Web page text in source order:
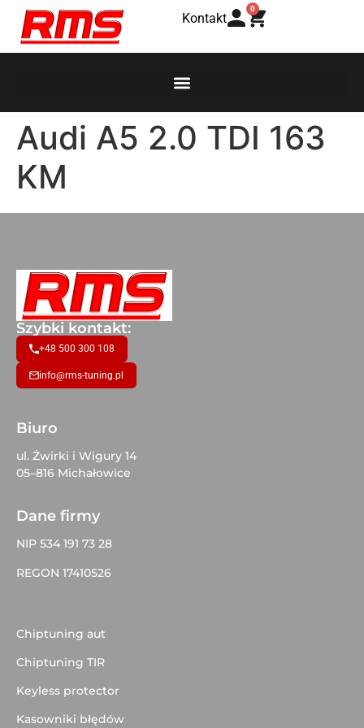
Kontakt
0
Audi A5 2.0 TDI 163
KM
Szybki kontakt:
+48 500 300 108
info@rms-tuning.pl
Biuro
ul. Żwirki i Wigury 14
05–816 Michałowice
Dane firmy
NIP 534 191 73 28
REGON 17410526
Chiptuning aut
Chiptuning TIR
Keyless protector
Kasowniki błędów